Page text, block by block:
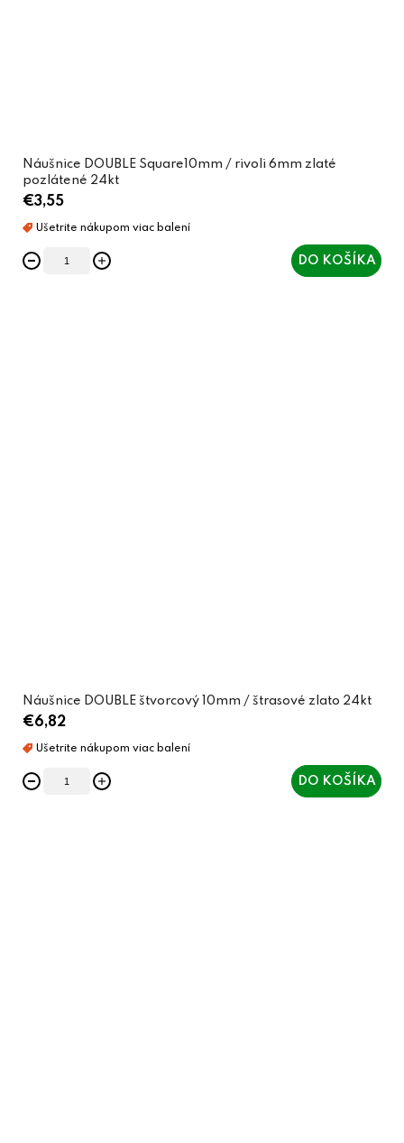
Náušnice DOUBLE Square10mm / rivoli 6mm zlaté
pozlátené 24kt
€3,55
DO KOŠÍKA
Náušnice DOUBLE štvorcový 10mm / štrasové zlato 24kt
€6,82
DO KOŠÍKA